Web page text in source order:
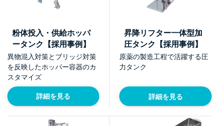
粉体投入・供給ホッパ
ータンク【採用事例】
異物混入対策とブリッジ対策
を反映したホッパー容器のカ
スタマイズ
詳細を見る
昇降リフター一体型加
圧タンク【採用事例】
原薬の製造工程で活躍する圧
力タンク
詳細を見る